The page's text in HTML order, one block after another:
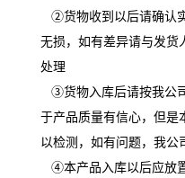
②货物收到以后请确认
无损，如有差异请与发货
处理
③货物入库后请按我公
于产品质量有信心，但是
以检测，如有问题，我公
④本产品入库以后应放